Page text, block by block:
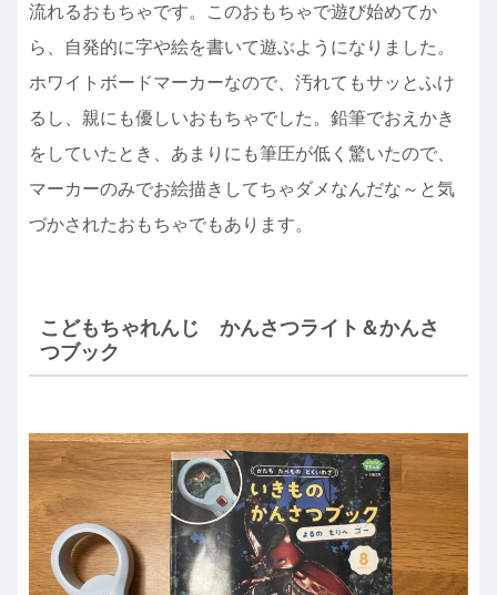
流れるおもちゃです。このおもちゃで遊び始めてか
ら、自発的に字や絵を書いて遊ぶようになりました。
ホワイトボードマーカーなので、汚れてもサッとふけ
るし、親にも優しいおもちゃでした。鉛筆でおえかき
をしていたとき、あまりにも筆圧が低く驚いたので、
マーカーのみでお絵描きしてちゃダメなんだな～と気
づかされたおもちゃでもあります。
こどもちゃれんじ かんさつライト＆かんさ
つブック